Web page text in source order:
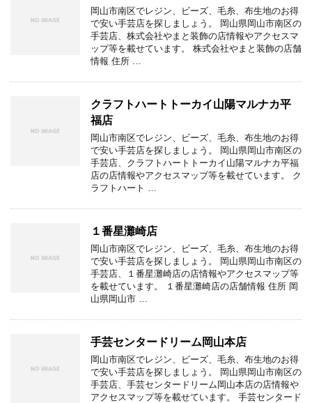
岡山市南区でレジン、ビーズ、毛糸、布生地のお得
で安い手芸店を探しましょう。 岡山県岡山市南区の
手芸店、株式会社やまと装飾の店情報やアクセスマ
ップ等を載せています。 株式会社やまと装飾の店舗
情報 住所 …
クラフトハートトーカイ山陽マルナカ平
福店
岡山市南区でレジン、ビーズ、毛糸、布生地のお得
で安い手芸店を探しましょう。 岡山県岡山市南区の
手芸店、クラフトハートトーカイ山陽マルナカ平福
店の店情報やアクセスマップ等を載せています。 ク
ラフトハート …
１番星灘崎店
岡山市南区でレジン、ビーズ、毛糸、布生地のお得
で安い手芸店を探しましょう。 岡山県岡山市南区の
手芸店、１番星灘崎店の店情報やアクセスマップ等
を載せています。 １番星灘崎店の店舗情報 住所 岡
山県岡山市 …
手芸センタードリーム岡山本店
岡山市南区でレジン、ビーズ、毛糸、布生地のお得
で安い手芸店を探しましょう。 岡山県岡山市南区の
手芸店、手芸センタードリーム岡山本店の店情報や
アクセスマップ等を載せています。 手芸センタード